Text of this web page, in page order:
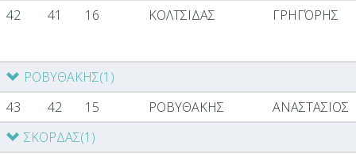
42
41 16 ΚΟΛΤΣΙΔΑΣ ΓΡΗΓΌΡΗΣ
ΡΟΒΥΘΑΚΗΣ(1)
43
42 15 ΡΟΒΥΘΑΚΗΣ
ΑΝΑΣΤΑΣΙΟΣ
ΣΚΟΡΔΑΣ(1)